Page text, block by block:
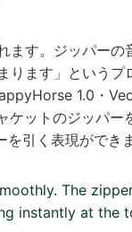
ます。ジッパーの
ります」というプ
1.0・Veo
ットのジッパー
引く表現ができま
The
instantly at the